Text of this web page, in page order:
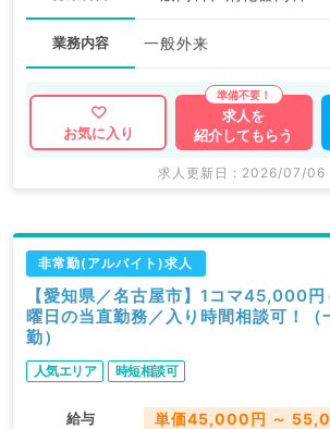
業務内容 一般外来
お気に入り
求人を
紹介してもらう
求人更新日 : 2026/07/06
非常勤(アルバイト)求人
【愛知県／名古屋市】1コマ45,000
曜日の当直勤務／入り時間相談可！（
勤）
人気エリア 時短相談可
給与 単価45,000円 ～